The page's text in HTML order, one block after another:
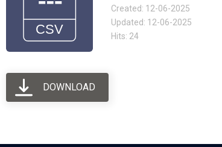
Created: 12-06-2025
Updated: 12-06-2025
Hits: 24
DOWNLOAD